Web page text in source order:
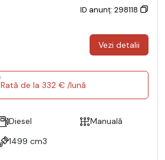
ID anunț: 298118
Vezi detalii
Rată de la 332 € /lună
Diesel
Manuală
1499 cm3